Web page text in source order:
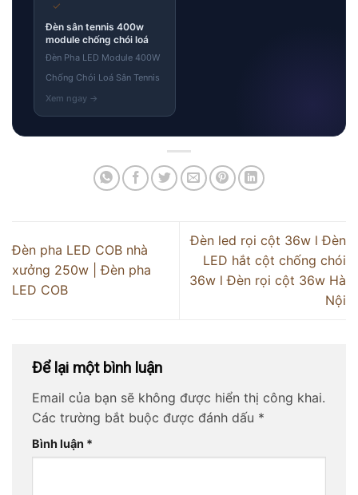
✓
Đèn sân tennis 400w
module chống chói loá
Đèn Pha LED Module 400W
Chống Chói Loá Sân Tennis
Đèn pha LED COB nhà
xưởng 250w | Đèn pha
LED COB
Đèn led rọi cột 36w l Đèn
LED hắt cột chống chói
36w l Đèn rọi cột 36w Hà
Nội
Để lại một bình luận
Email của bạn sẽ không được hiển thị công khai.
Các trường bắt buộc được đánh dấu *
Bình luận *